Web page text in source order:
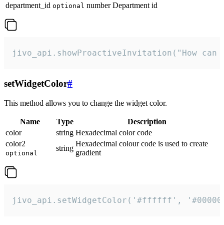
department_id optional number Department id
jivo_api.showProactiveInvitation("How
setWidgetColor#
This method allows you to change the widget color.
Name Type
Description
color
string Hexadecimal color code
color2
optional
string
Hexadecimal colour code is used to create
gradient
jivo_api.setWidgetColor('#ffffff',